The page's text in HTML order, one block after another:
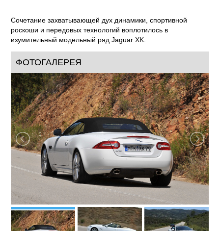
Сочетание захватывающей дух динамики, спортивной
роскоши и передовых технологий воплотилось в
изумительный модельный ряд Jaguar XK.
ФОТОГАЛЕРЕЯ